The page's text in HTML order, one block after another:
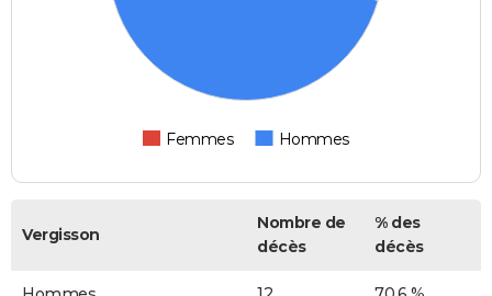
Femmes Hommes
Vergisson
Nombre de
décès
% des
décès